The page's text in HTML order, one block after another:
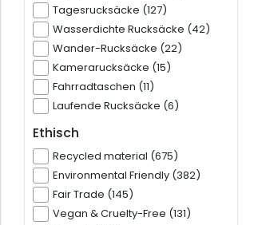
Tagesrucksäcke (127)
Wasserdichte Rucksäcke (42)
Wander-Rucksäcke (22)
Kamerarucksäcke (15)
Fahrradtaschen (11)
Laufende Rucksäcke (6)
Ethisch
Recycled material (675)
Environmental Friendly (382)
Fair Trade (145)
Vegan & Cruelty-Free (131)